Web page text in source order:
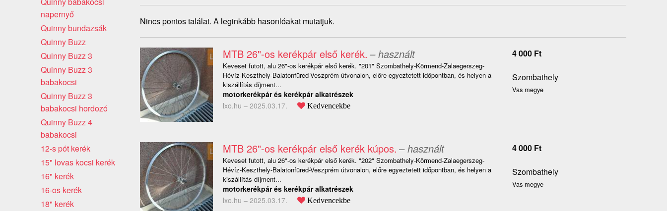
Nincs pontos találat. A leginkább hasonlóakat mutatjuk.
MTB 26"-os kerékpár első kerék. – használt
Keveset futott, alu 26"-os kerékpár első kerék. "201" Szombathely-Körmend-Zalaegerszeg-
Hévíz-Keszthely-Balatonfüred-Veszprém útvonalon, előre egyeztetett időpontban, és helyen a
kiszállítás díjment...
motorkerékpár és kerékpár alkatrészek
lxo.hu – 2025.03.17. Kedvencekbe
4 000 Ft
Szombathely
Vas megye
MTB 26"-os kerékpár első kerék kúpos. – használt
Keveset futott, alu 26"-os kerékpár első kerék. "202" Szombathely-Körmend-Zalaegerszeg-
Hévíz-Keszthely-Balatonfüred-Veszprém útvonalon, előre egyeztetett időpontban, és helyen a
kiszállítás díjment...
motorkerékpár és kerékpár alkatrészek
lxo.hu – 2025.03.17. Kedvencekbe
4 000 Ft
Szombathely
Vas megye
napernyő
Quinny bundazsák
Quinny Buzz
Quinny Buzz 3
Quinny Buzz 3
babakocsi
Quinny Buzz 3
babakocsi hordozó
Quinny Buzz 4
babakocsi
12-s pót kerék
15" lovas kocsi kerék
16" kerék
16-os kerék
18" kerék